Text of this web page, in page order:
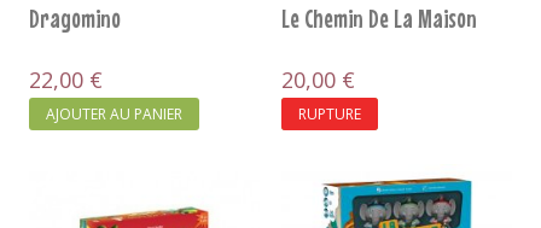
Dragomino
22,00 €
AJOUTER AU PANIER
Le Chemin De La Maison
20,00 €
RUPTURE